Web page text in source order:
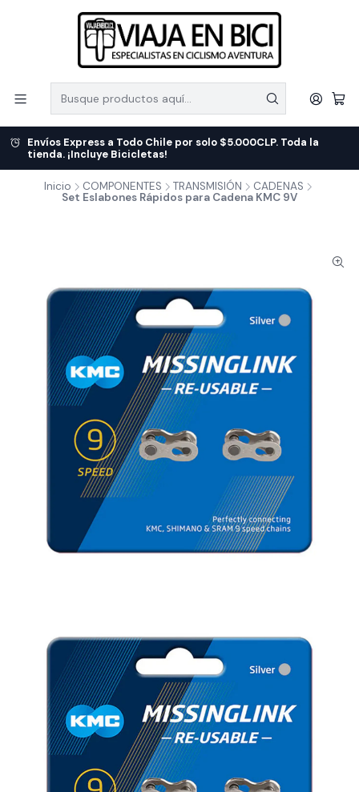
Envíos Express a Todo Chile por solo $5.000CLP. Toda la
tienda. ¡Incluye Bicicletas!
Inicio COMPONENTES TRANSMISIÓN
CADENAS
Set Eslabones Rápidos para Cadena KMC 9V